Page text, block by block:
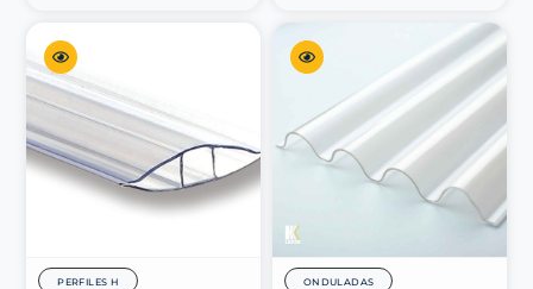
PERFILES H ONDULADAS